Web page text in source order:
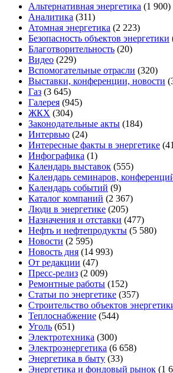
Альтернативная энергетика (1 900)
Аналитика (311)
Атомная энергетика (2 223)
Безопасность объектов энергетики
Благотворительность (20)
Видео (229)
Вспомогательные отрасли (320)
Выставки, конференции, новости
Газ (3 645)
Галерея (945)
ЖКХ (304)
Законодательные акты (184)
Интервью (24)
Интересные факты в энергетике
Инфографика (1)
Календарь выставок (555)
Календарь семинаров,
Календарь событий (9)
Каталог компаний (2 367)
Люди в энергетике (205)
Назначения и отставки (477)
Нефть и нефтепродукты (5 580)
Новости (2 595)
Новость дня (14 993)
От редакции (47)
Пресс-релиз (2 009)
Ремонтные работы (152)
Статьи по энергетике (357)
Строительство объектов
Теплоснабжение (544)
Уголь (651)
Электротехника (300)
Электроэнергетика (6 658)
Энергетика в быту (33)
Энергетика и фондовый рынок (1